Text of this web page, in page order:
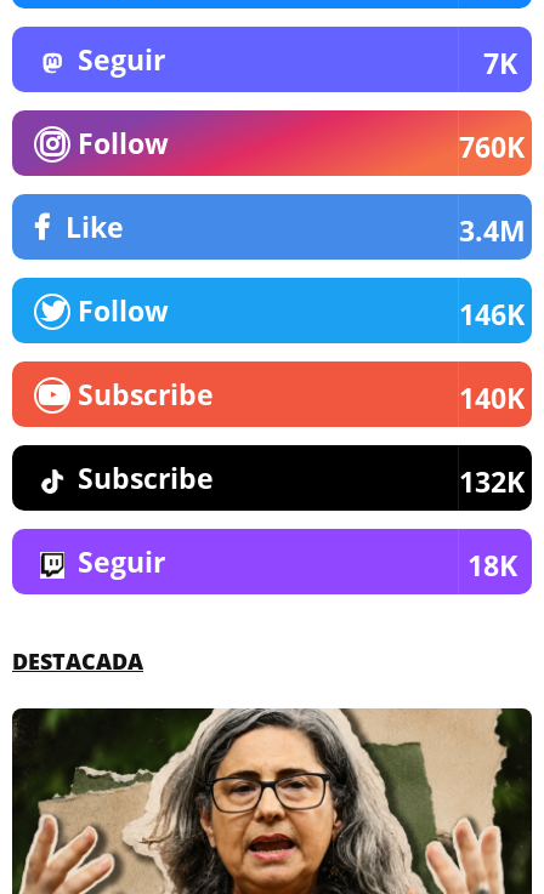
Seguir 7K
Follow 760K
Like 3.4M
Follow 146K
Subscribe 140K
Subscribe 132K
Seguir 18K
DESTACADA